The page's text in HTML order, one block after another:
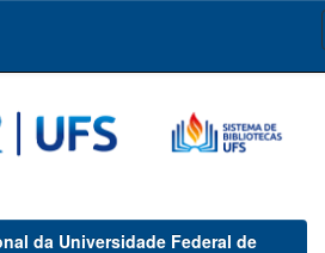
da Universidade Federal de